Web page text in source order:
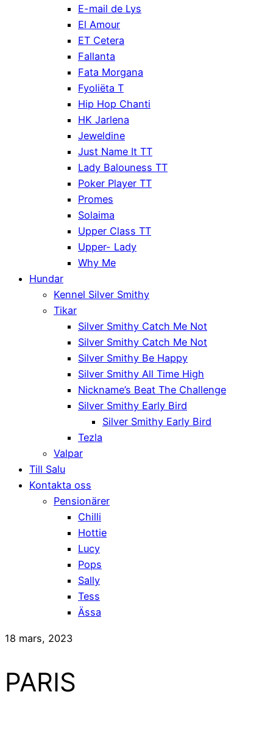
E-mail de Lys
El Amour
ET Cetera
Fallanta
Fata Morgana
Fyoliëta T
Hip Hop Chanti
HK Jarlena
Jeweldine
Just Name It TT
Lady Balouness TT
Poker Player TT
Promes
Solaima
Upper Class TT
Upper- Lady
Why Me
Hundar
Kennel Silver Smithy
Tikar
Silver Smithy Catch Me Not
Silver Smithy Catch Me Not
Silver Smithy Be Happy
Silver Smithy All Time High
Nickname’s Beat The Challenge
Silver Smithy Early Bird
Silver Smithy Early Bird
Tezla
Valpar
Till Salu
Kontakta oss
Pensionärer
Chilli
Hottie
Lucy
Pops
Sally
Tess
Ässa
18 mars, 2023
PARIS